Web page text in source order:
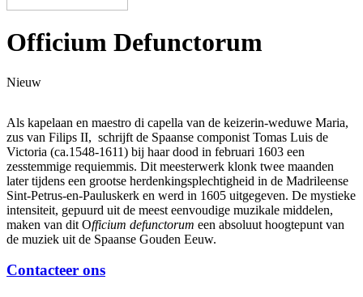
Officium Defunctorum
Nieuw
Als kapelaan en maestro di capella van de keizerin-weduwe Maria,
zus van Filips II, schrijft de Spaanse componist Tomas Luis de
Victoria (ca.1548-1611) bij haar dood in februari 1603 een
zesstemmige requiemmis. Dit meesterwerk klonk twee maanden
later tijdens een grootse herdenkingsplechtigheid in de Madrileense
Sint-Petrus-en-Pauluskerk en werd in 1605 uitgegeven. De mystieke
intensiteit, gepuurd uit de meest eenvoudige muzikale middelen,
maken van dit Officium defunctorum een absoluut hoogtepunt van
de muziek uit de Spaanse Gouden Eeuw.
Contacteer ons